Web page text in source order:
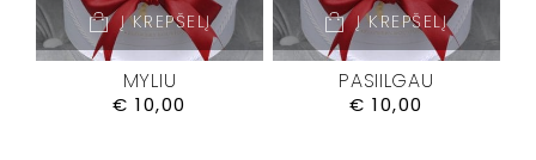
Į KREPŠELĮ
MYLIU
€ 10,00
Į KREPŠELĮ
PASIILGAU
€ 10,00